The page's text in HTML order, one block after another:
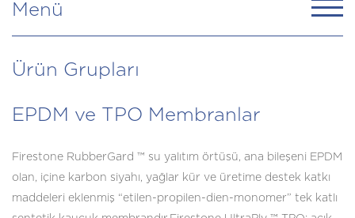
Menü
Ürün Grupları
EPDM ve TPO Membranlar
Firestone RubberGard ™ su yalıtım örtüsü, ana bileşeni EPDM
olan, içine karbon siyahı, yağlar kür ve üretime destek katkı
maddeleri eklenmiş “etilen-propilen-dien-monomer” tek katlı